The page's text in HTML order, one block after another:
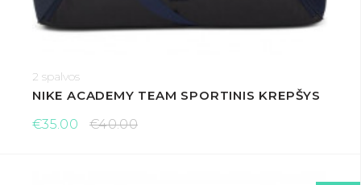
2 spalvos
NIKE ACADEMY TEAM SPORTINIS KREPŠYS
€35.00
€40.00